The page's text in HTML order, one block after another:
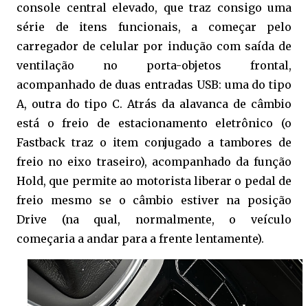
console central elevado, que traz consigo uma
série de itens funcionais, a começar pelo
carregador de celular por indução com saída de
ventilação no porta-objetos frontal,
acompanhado de duas entradas USB: uma do tipo
A, outra do tipo C. Atrás da alavanca de câmbio
está o freio de estacionamento eletrônico (o
Fastback traz o item conjugado a tambores de
freio no eixo traseiro), acompanhado da função
Hold, que permite ao motorista liberar o pedal de
freio mesmo se o câmbio estiver na posição
Drive (na qual, normalmente, o veículo
começaria a andar para a frente lentamente).